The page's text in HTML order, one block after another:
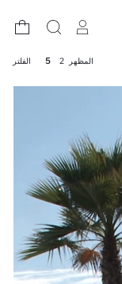
المظهر 2
5 الفلتر